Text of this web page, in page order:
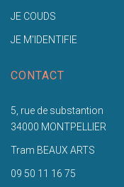
JE COUDS
JE M'IDENTIFIE
CONTACT
5, rue de substantion
34000 MONTPELLIER
Tram BEAUX ARTS
09 50 11 16 75